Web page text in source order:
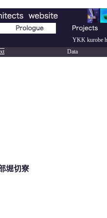
YKK kurobe
Data
堀切寮